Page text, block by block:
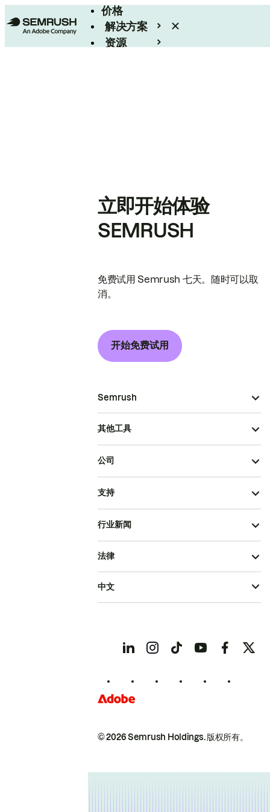
价格
解决方案
资源
立即开始体验
SEMRUSH
免费试用 Semrush 七天。随时可以取
消。
开始免费试用
Semrush
其他工具
公司
支持
行业新闻
© 2026 Semrush Holdings.版权所有。
法律
中文